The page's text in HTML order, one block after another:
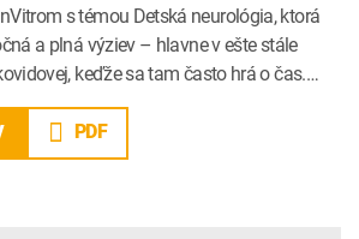
s témou Detská neurológia, ktorá
a plná výziev – hlavne v ešte stále
keďže sa tam často hrá o čas.…
PDF